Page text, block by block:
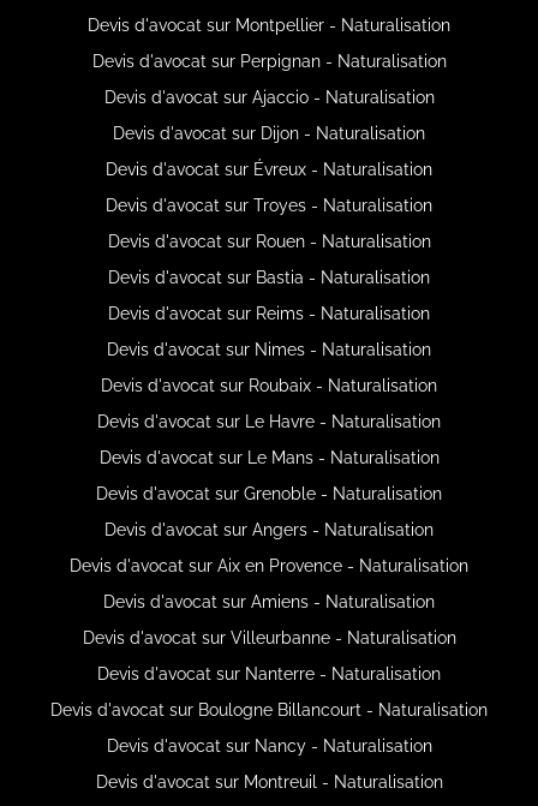
Devis d'avocat sur Montpellier - Naturalisation
Devis d'avocat sur Perpignan - Naturalisation
Devis d'avocat sur Ajaccio - Naturalisation
Devis d'avocat sur Dijon - Naturalisation
Devis d'avocat sur Évreux - Naturalisation
Devis d'avocat sur Troyes - Naturalisation
Devis d'avocat sur Rouen - Naturalisation
Devis d'avocat sur Bastia - Naturalisation
Devis d'avocat sur Reims - Naturalisation
Devis d'avocat sur Nimes - Naturalisation
Devis d'avocat sur Roubaix - Naturalisation
Devis d'avocat sur Le Havre - Naturalisation
Devis d'avocat sur Le Mans - Naturalisation
Devis d'avocat sur Grenoble - Naturalisation
Devis d'avocat sur Angers - Naturalisation
Devis d'avocat sur Aix en Provence - Naturalisation
Devis d'avocat sur Amiens - Naturalisation
Devis d'avocat sur Villeurbanne - Naturalisation
Devis d'avocat sur Nanterre - Naturalisation
Devis d'avocat sur Boulogne Billancourt - Naturalisation
Devis d'avocat sur Nancy - Naturalisation
Devis d'avocat sur Montreuil - Naturalisation